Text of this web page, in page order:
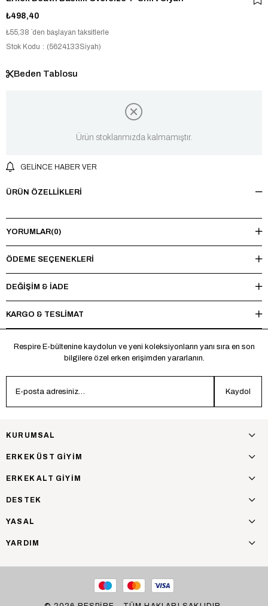
₺498,40
₺55,38 `den başlayan taksitlerle
Stok Kodu
(5624133Siyah)
Beden Tablosu
Ürün stoklarımızda kalmamıştır.
GELINCE HABER VER
ÜRÜN ÖZELLIKLERI
YORUMLAR(0)
ÖDEME SEÇENEKLERI
DEĞİŞİM & İADE
KARGO & TESLİMAT
Respire E-bültenine kaydolun ve yeni koleksiyonların yanı sıra en son
bilgilere özel erken erişimden yararlanın.
Kaydol
KURUMSAL
ERKEK ÜST GİYİM
ERKEK ALT GİYİM
DESTEK
YASAL
YARDIM